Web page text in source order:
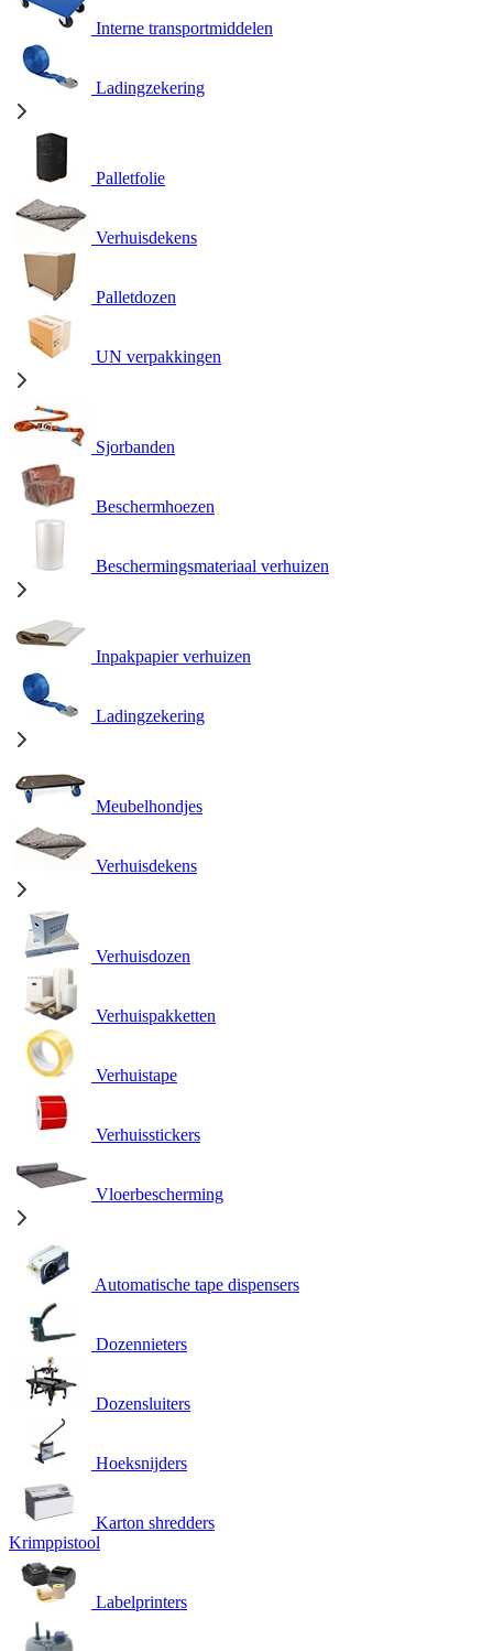
Interne transportmiddelen
Ladingzekering
Palletfolie
Verhuisdekens
Palletdozen
UN verpakkingen
Sjorbanden
Beschermhoezen
Beschermingsmateriaal verhuizen
Inpakpapier verhuizen
Ladingzekering
Meubelhondjes
Verhuisdekens
Verhuisdozen
Verhuispakketten
Verhuistape
Verhuisstickers
Vloerbescherming
Automatische tape dispensers
Dozennieters
Dozensluiters
Hoeksnijders
Karton shredders
Krimppistool
Labelprinters